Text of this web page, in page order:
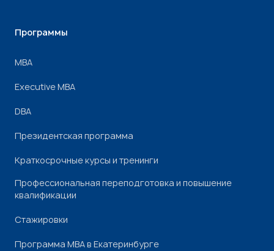
Программы
МВА
Executive MBA
DBA
Президентская программа
Краткосрочные курсы и тренинги
Профессиональная переподготовка и повышение
квалификации
Стажировки
Программа МВА в Екатеринбурге